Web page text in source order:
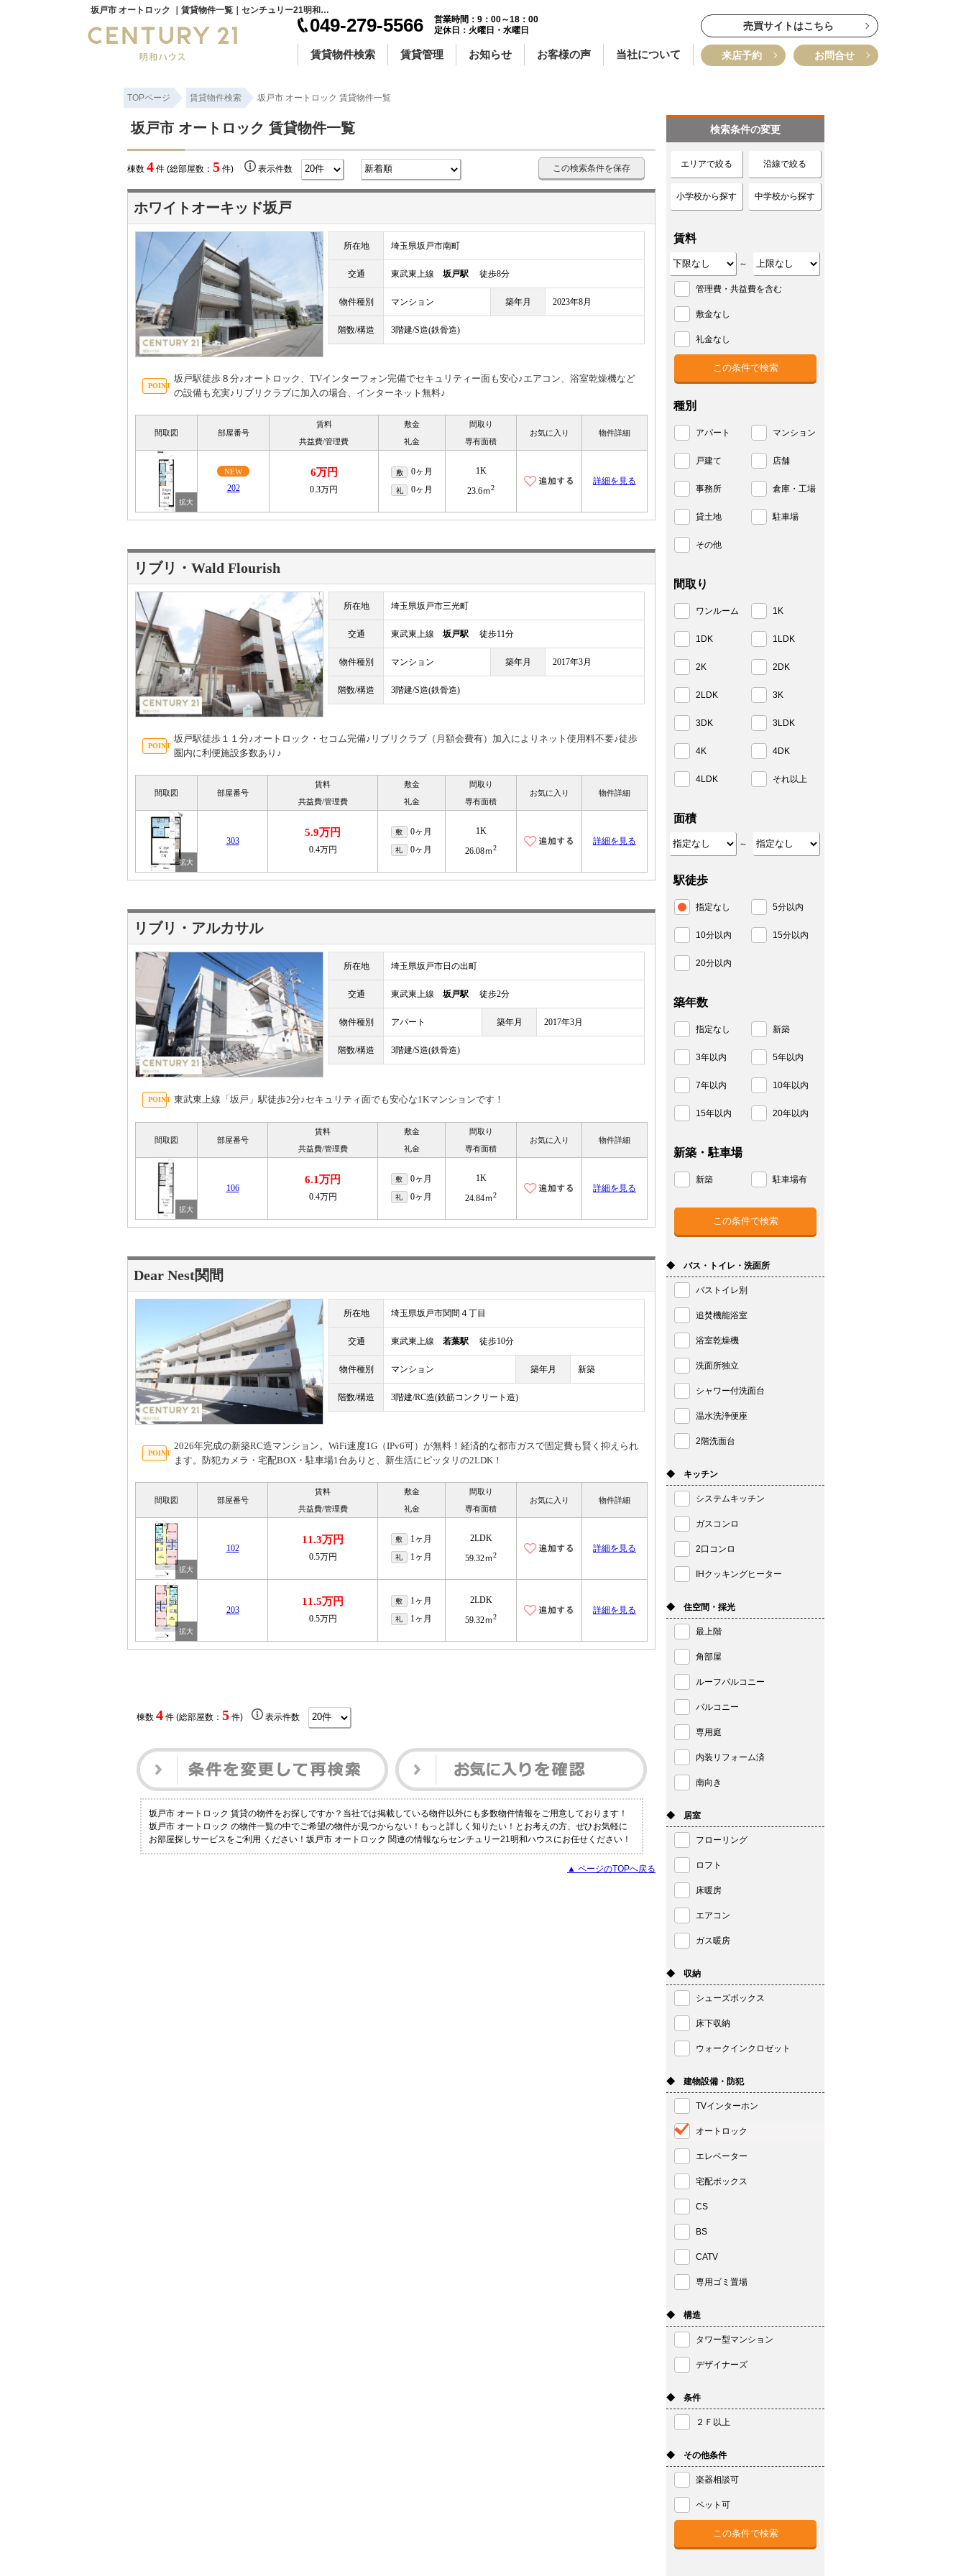
坂戸市 オートロック ｜賃貸物件一覧｜センチュリー21明和ハウス
049-279-5566
営業時間：9：00～18：00
定休日：火曜日・水曜日
賃貸物件検索 賃貸管理 お知らせ お客様の声 当社について
売買サイトはこちら
来店予約 お問合せ
TOPページ 賃貸物件検索 坂戸市 オートロック 賃貸物件一覧
坂戸市 オートロック 賃貸物件一覧
棟数 4 件 (総部屋数： 5 件) 表示件数 この検索条件を保存
ホワイトオーキッド坂戸
所在地 埼玉県坂戸市南町
交通 東武東上線 坂戸駅 徒歩8分
物件種別 マンション 築年月 2023年8月
階数/構造 3階建/S造(鉄骨造)
坂戸駅徒歩８分♪オートロック、TVインターフォン完備でセキュリティー面も安心♪エアコン、浴室乾燥機など
の設備も充実♪リブリクラブに加入の場合、インターネット無料♪
間取図 部屋番号
賃料
共益費/管理費
敷金
礼金
間取り
専有面積
お気に入り 物件詳細
NEW
202
6万円
0.3万円
敷 0ヶ月
礼 0ヶ月
1K
23.6ｍ2
詳細を見る
リブリ・Wald Flourish
所在地 埼玉県坂戸市三光町
交通 東武東上線 坂戸駅 徒歩11分
物件種別 マンション 築年月 2017年3月
階数/構造 3階建/S造(鉄骨造)
坂戸駅徒歩１１分♪オートロック・セコム完備♪リブリクラブ（月額会費有）加入によりネット使用料不要♪徒歩
圏内に利便施設多数あり♪
間取図 部屋番号
賃料
共益費/管理費
敷金
礼金
間取り
専有面積
お気に入り 物件詳細
303
5.9万円
0.4万円
敷 0ヶ月
礼 0ヶ月
1K
26.08ｍ2
詳細を見る
リブリ・アルカサル
所在地 埼玉県坂戸市日の出町
交通 東武東上線 坂戸駅 徒歩2分
物件種別 アパート 築年月 2017年3月
階数/構造 3階建/S造(鉄骨造)
東武東上線「坂戸」駅徒歩2分♪セキュリティ面でも安心な1Kマンションです！
間取図 部屋番号
賃料
共益費/管理費
敷金
礼金
間取り
専有面積
お気に入り 物件詳細
106
6.1万円
0.4万円
敷 0ヶ月
礼 0ヶ月
1K
24.84ｍ2
詳細を見る
Dear Nest関間
所在地 埼玉県坂戸市関間４丁目
交通 東武東上線 若葉駅 徒歩10分
物件種別 マンション 築年月 新築
階数/構造 3階建/RC造(鉄筋コンクリート造)
2026年完成の新築RC造マンション。WiFi速度1G（IPv6可）が無料！経済的な都市ガスで固定費も賢く抑えられ
ます。防犯カメラ・宅配BOX・駐車場1台ありと、新生活にピッタリの2LDK！
間取図 部屋番号
賃料
共益費/管理費
敷金
礼金
間取り
専有面積
お気に入り 物件詳細
102
11.3万円
0.5万円
敷 1ヶ月
礼 1ヶ月
2LDK
59.32ｍ2
詳細を見る
203
11.5万円
0.5万円
敷 1ヶ月
礼 1ヶ月
2LDK
59.32ｍ2
詳細を見る
棟数 4件 (総部屋数： 5件) 表示件数
坂戸市 オートロック 賃貸の物件をお探しですか？当社では掲載している物件以外にも多数物件情報をご用意しております！
坂戸市 オートロック の物件一覧の中でご希望の物件が見つからない！もっと詳しく知りたい！とお考えの方、ぜひお気軽に
お部屋探しサービスをご利用 ください！坂戸市 オートロック 関連の情報ならセンチュリー21明和ハウスにお任せください！
▲ ページのTOPへ戻る
検索条件の変更
エリアで絞る 沿線で絞る
小学校から探す 中学校から探す
賃料
～
管理費・共益費を含む
敷金なし
礼金なし
種別
アパート マンション
戸建て 店舗
事務所 倉庫・工場
貸土地 駐車場
その他
間取り
ワンルーム 1K
1DK 1LDK
2K 2DK
2LDK 3K
3DK 3LDK
4K 4DK
4LDK それ以上
面積
～
駅徒歩
指定なし 5分以内
10分以内 15分以内
20分以内
築年数
指定なし 新築
3年以内 5年以内
7年以内 10年以内
15年以内 20年以内
新築・駐車場
新築 駐車場有
◆ バス・トイレ・洗面所
バストイレ別
追焚機能浴室
浴室乾燥機
洗面所独立
シャワー付洗面台
温水洗浄便座
2階洗面台
◆ キッチン
システムキッチン
ガスコンロ
2口コンロ
IHクッキングヒーター
◆ 住空間・採光
最上階
角部屋
ルーフバルコニー
バルコニー
専用庭
内装リフォーム済
南向き
◆ 居室
フローリング
ロフト
床暖房
エアコン
ガス暖房
◆ 収納
シューズボックス
床下収納
ウォークインクロゼット
◆ 建物設備・防犯
TVインターホン
オートロック
エレベーター
宅配ボックス
CS
BS
CATV
専用ゴミ置場
◆ 構造
タワー型マンション
デザイナーズ
◆ 条件
２Ｆ以上
◆ その他条件
楽器相談可
ペット可